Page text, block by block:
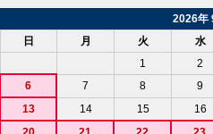
2026年
日
月 火 水
1
2
6
7 8 9
13
14 15 16